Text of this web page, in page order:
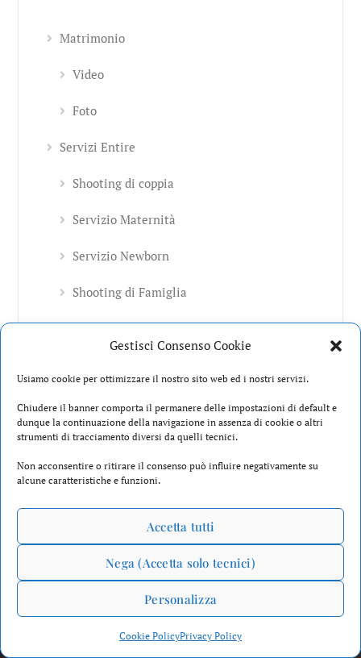
Gestisci Consenso Cookie
Usiamo cookie per ottimizzare il nostro sito web ed i nostri servizi.
Chiudere il banner comporta il permanere delle impostazioni di default e
dunque la continuazione della navigazione in assenza di cookie o altri
strumenti di tracciamento diversi da quelli tecnici.
Non acconsentire o ritirare il consenso può influire negativamente su
alcune caratteristiche e funzioni.
Accetta tutti
Nega (Accetta solo tecnici)
Personalizza
Cookie PolicyPrivacy Policy
Matrimonio
Video
Foto
Servizi Entire
Shooting di coppia
Servizio Maternità
Servizio Newborn
Shooting di Famiglia
Location
Tipologia
Matrimonio in spiaggia
Matrimonio invernale
Matrimonio Civile
Curiosità